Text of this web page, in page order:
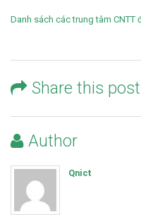
Danh sách các trung tâm CNTT
Share this post
Author
Qnict